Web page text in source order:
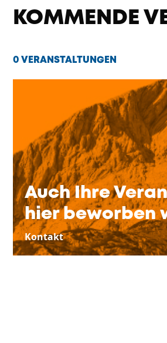
KOMMENDE
0 VERANSTALTUNGEN
Auch Ihre
hier beworben
Kontakt